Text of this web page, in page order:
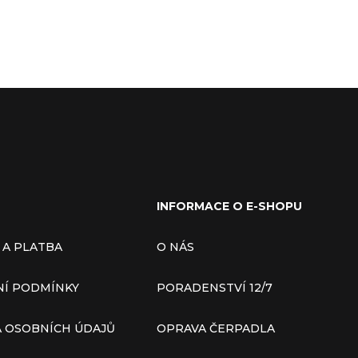
PLATBA
PODMÍNKY
OSOBNÍCH ÚDAJŮ
INFORMACE O E-SHOPU
O NÁS
PORADENSTVÍ 12/7
OPRAVA ČERPADLA